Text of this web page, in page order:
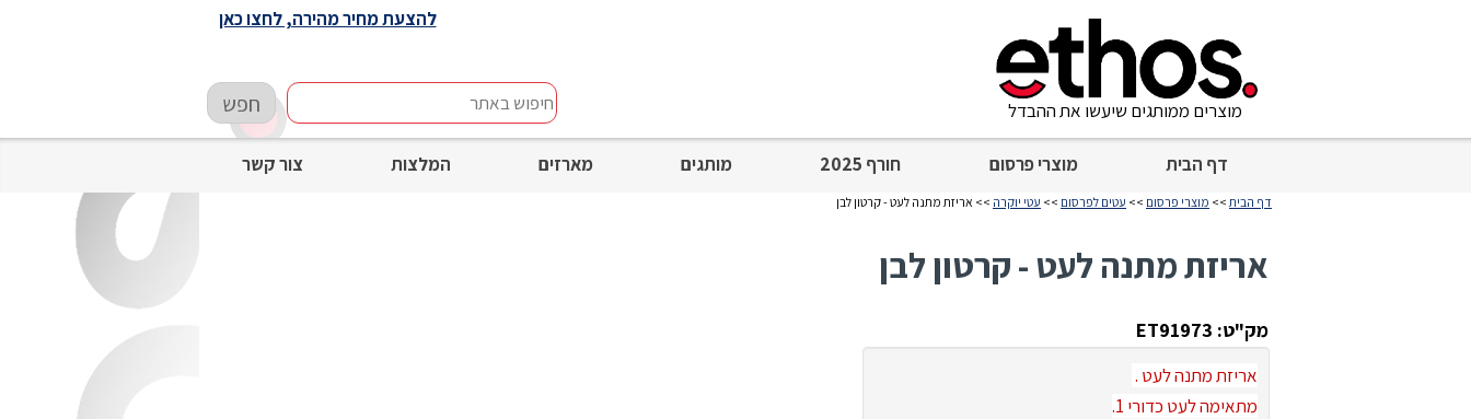
דף הבית מוצרי פרסום חורף 2025 מותגים מארזים המלצות צור קשר
חיפוש
באתר
חפש מוצרים ממותגים שיעשו את ההבדל
להצעת מחיר מהירה, לחצו כאן
דף הבית >> מוצרי פרסום >> עטים לפרסום >> עטי יוקרה >> אריזת מתנה לעט - קרטון לבן
אריזת מתנה לעט - קרטון לבן
מק"ט: ET91973
אריזת מתנה לעט .
מתאימה לעט כדורי 1.